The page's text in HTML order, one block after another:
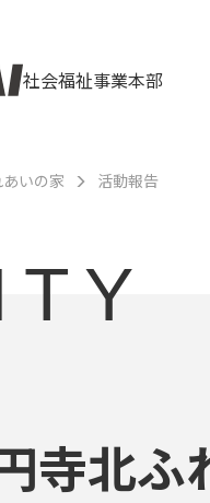
社会福祉事業本部
いの家 活動報告
寺北ふ